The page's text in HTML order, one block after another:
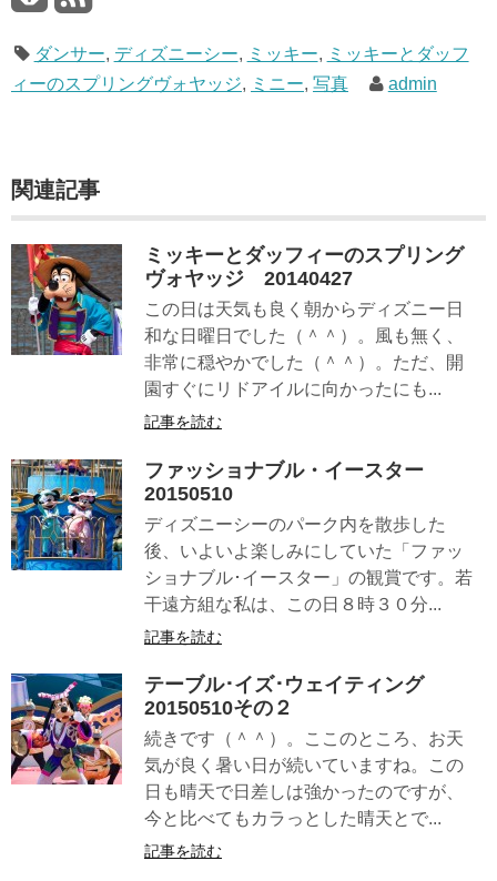
ダンサー, ディズニーシー, ミッキー, ミッキーとダッフ
ィーのスプリングヴォヤッジ, ミニー, 写真 admin
関連記事
ミッキーとダッフィーのスプリング
ヴォヤッジ 20140427
この日は天気も良く朝からディズニー日
和な日曜日でした（＾＾）。風も無く、
非常に穏やかでした（＾＾）。ただ、開
園すぐにリドアイルに向かったにも...
記事を読む
ファッショナブル・イースター
20150510
ディズニーシーのパーク内を散歩した
後、いよいよ楽しみにしていた「ファッ
ショナブル･イースター」の観賞です。若
干遠方組な私は、この日８時３０分...
記事を読む
テーブル･イズ･ウェイティング
20150510その２
続きです（＾＾）。ここのところ、お天
気が良く暑い日が続いていますね。この
日も晴天で日差しは強かったのですが、
今と比べてもカラっとした晴天とで...
記事を読む